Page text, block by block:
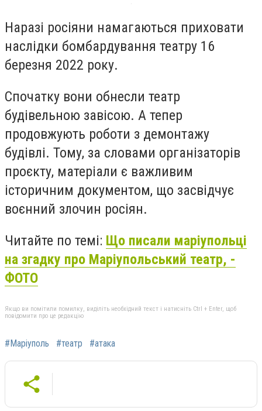
Наразі росіяни намагаються приховати
наслідки бомбардування театру 16
березня 2022 року.
Спочатку вони обнесли театр
будівельною завісою. А тепер
продовжують роботи з демонтажу
будівлі. Тому, за словами організаторів
проєкту, матеріали є важливим
історичним документом, що засвідчує
воєнний злочин росіян.
Читайте по темі: Що писали маріупольці
на згадку про Маріупольський театр, -
ФОТО
Якщо ви помітили помилку, виділіть необхідний текст і натисніть Ctrl + Enter, щоб
повідомити про це редакцію
#Маріуполь #театр #атака